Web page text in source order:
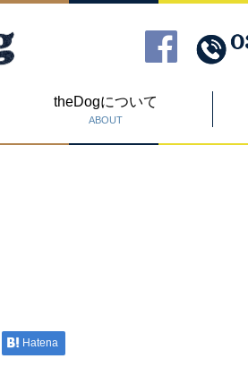
theDogについて
ABOUT
Hatena